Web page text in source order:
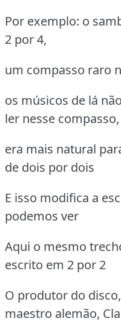
Por exemplo: o
2 por 4,
um compasso raro
os músicos de lá
ler nesse compasso,
era mais natural
de dois por dois
E isso modifica a
podemos ver
Aqui o mesmo
escrito em 2 por 2
O produtor do
maestro alemão,